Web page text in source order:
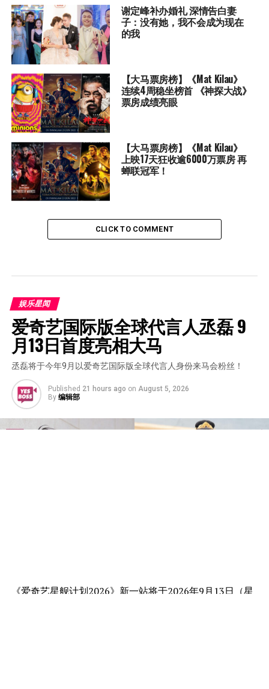
谢定峰补办婚礼 深情告白妻
子：没有她，我不会成为现在
的我
【大马票房榜】《Mat Kilau》
连续4周稳坐榜首 《神探大战》
票房成绩亮眼
【大马票房榜】《Mat Kilau》
上映17天狂收逾6000万票房 再
蝉联冠军！
CLICK TO COMMENT
娱乐星闻
爱奇艺国际版全球代言人丞磊 9
月13日首度亮相大马
丞磊将于今年9月以爱奇艺国际版全球代言人身份来马会粉丝！
Published 21 hours ago on August 5, 2026
By 编辑部
《爱奇艺星舰计划2026》新一站将于2026年9月13日（星